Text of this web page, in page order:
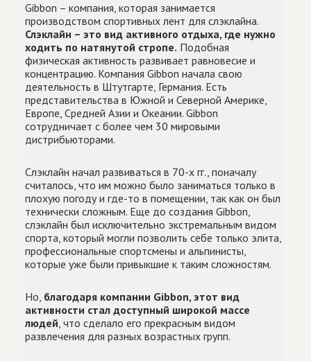
Gibbon – компания, которая занимается
производством спортивных лент для слэклайна.
Слэклайн – это вид активного отдыха, где нужно
ходить по натянутой стропе. Подобная
физическая активность развивает равновесие и
концентрацию. Компания Gibbon начала свою
деятельность в Штутгарте, Германия. Есть
представительства в Южной и Северной Америке,
Европе, Средней Азии и Океании. Gibbon
сотрудничает с более чем 30 мировыми
дистрибьюторами.
Слэклайн начал развиваться в 70-х гг., поначалу
считалось, что им можно было заниматься только в
плохую погоду и где-то в помещении, так как он был
технически сложным. Еще до создания Gibbon,
слэклайн был исключительно экстремальным видом
спорта, который могли позволить себе только элита,
профессиональные спортсмены и альпинисты,
которые уже были привыкшие к таким сложностям.
Но, благодаря компании Gibbon, этот вид
активности стал доступный широкой массе
людей, что сделало его прекрасным видом
развлечения для разных возрастных групп.